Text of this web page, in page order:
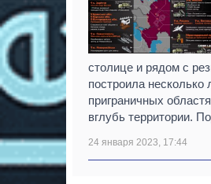
столице и рядом с
построила
приграничных
вглубь территории.
24 января 2023, 17:44